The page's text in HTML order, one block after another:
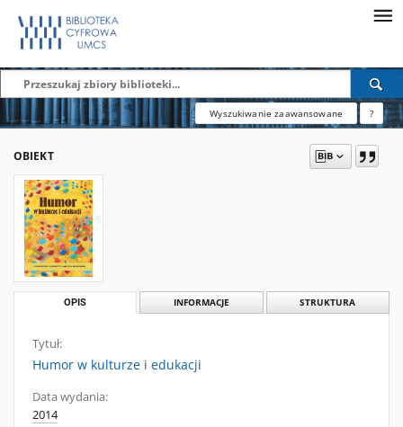
Wyszukiwanie zaawansowane ?
OBIEKT
OPIS INFORMACJE STRUKTURA
Tytuł:
Humor w kulturze i edukacji
Data wydania:
2014